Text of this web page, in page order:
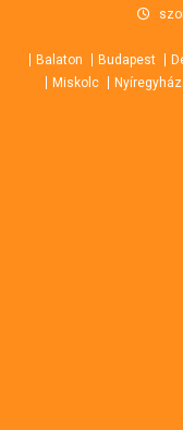
contentBalaton Budapest
Miskolc